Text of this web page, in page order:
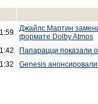
Джайлс Мартин
формате Dolby Atmos
Папарацци показали
Genesis